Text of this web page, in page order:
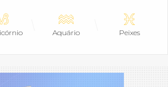
Aquário Peixes